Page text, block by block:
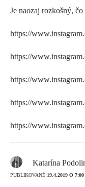
Je naozaj rozkošný, čo
https://
https://
https://
https://
https://
Katarína
PUBLIKOVANÉ 19.4.2019 O 7:00